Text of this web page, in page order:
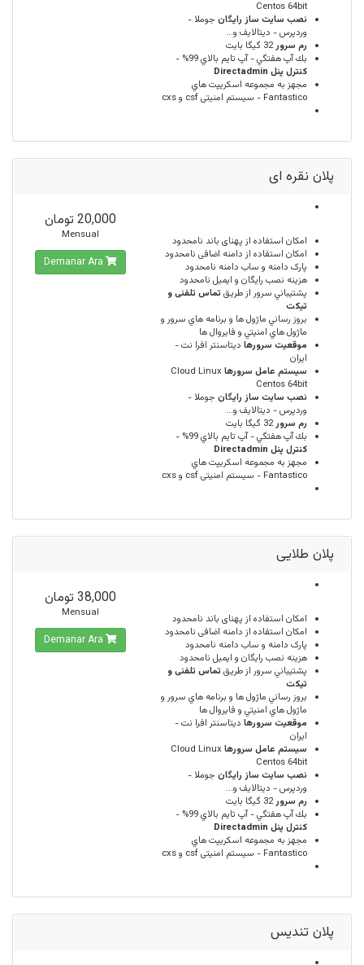
Centos 64bit
نصب سایت ساز رایگان جوملا -
وردپرس - دیتالایف و...
رم سرور32 گيگا بايت
بك آپ هفتگي - آپ تايم بالاي 99% -
كنترل پنل Directadmin
مجهز به مجموعه اسكريپت هاي
Fantastico - سیستم امنیتی csf و cxs
پلان نقره ای
امكان استفاده از پهنای باند نامحدود
امکان استفاده از دامنه اضافی نامحدود
پارک دامنه و ساب دامنه نامحدود
هزینه نصب رایگان و ایمیل نامحدود
پشتيباني سرور از طريق تماس تلفنی و
تیکت
بروز رساني ماژول ها و برنامه هاي سرور و
ماژول هاي امنيتي و فايروال ها
موقعيت سرورها ديتاسنتر افرا نت -
ایران
سيستم عامل سرورها Cloud Linux
Centos 64bit
نصب سایت ساز رایگان جوملا -
وردپرس - دیتالایف و...
رم سرور32 گيگا بايت
بك آپ هفتگي - آپ تايم بالاي 99% -
كنترل پنل Directadmin
مجهز به مجموعه اسكريپت هاي
Fantastico - سیستم امنیتی csf و cxs
20,000 تومان
Mensual
Demanar Ara
پلان طلایی
امكان استفاده از پهنای باند نامحدود
امکان استفاده از دامنه اضافی نامحدود
پارک دامنه و ساب دامنه نامحدود
هزینه نصب رایگان و ایمیل نامحدود
پشتيباني سرور از طريق تماس تلفنی و
تیکت
بروز رساني ماژول ها و برنامه هاي سرور و
ماژول هاي امنيتي و فايروال ها
موقعيت سرورها ديتاسنتر افرا نت -
ایران
سيستم عامل سرورها Cloud Linux
Centos 64bit
نصب سایت ساز رایگان جوملا -
وردپرس - دیتالایف و...
رم سرور32 گيگا بايت
بك آپ هفتگي - آپ تايم بالاي 99% -
كنترل پنل Directadmin
مجهز به مجموعه اسكريپت هاي
Fantastico - سیستم امنیتی csf و cxs
38,000 تومان
Mensual
Demanar Ara
پلان تندیس